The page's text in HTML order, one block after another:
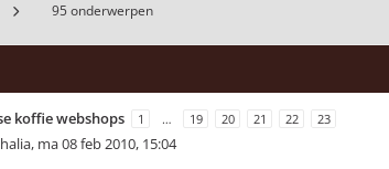
95 onderwerpen
koffie webshops 1 … 19 20 21 22 23
, ma 08 feb 2010, 15:04